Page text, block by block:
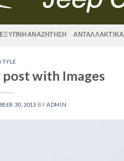
ΕΞΥΠΝΗ ΑΝΑΖΗΤΗΣΗ ΑΝΤΑΛΛΑΚΤΙΚΑ
post with Images
30, 2013 BY ADMIN